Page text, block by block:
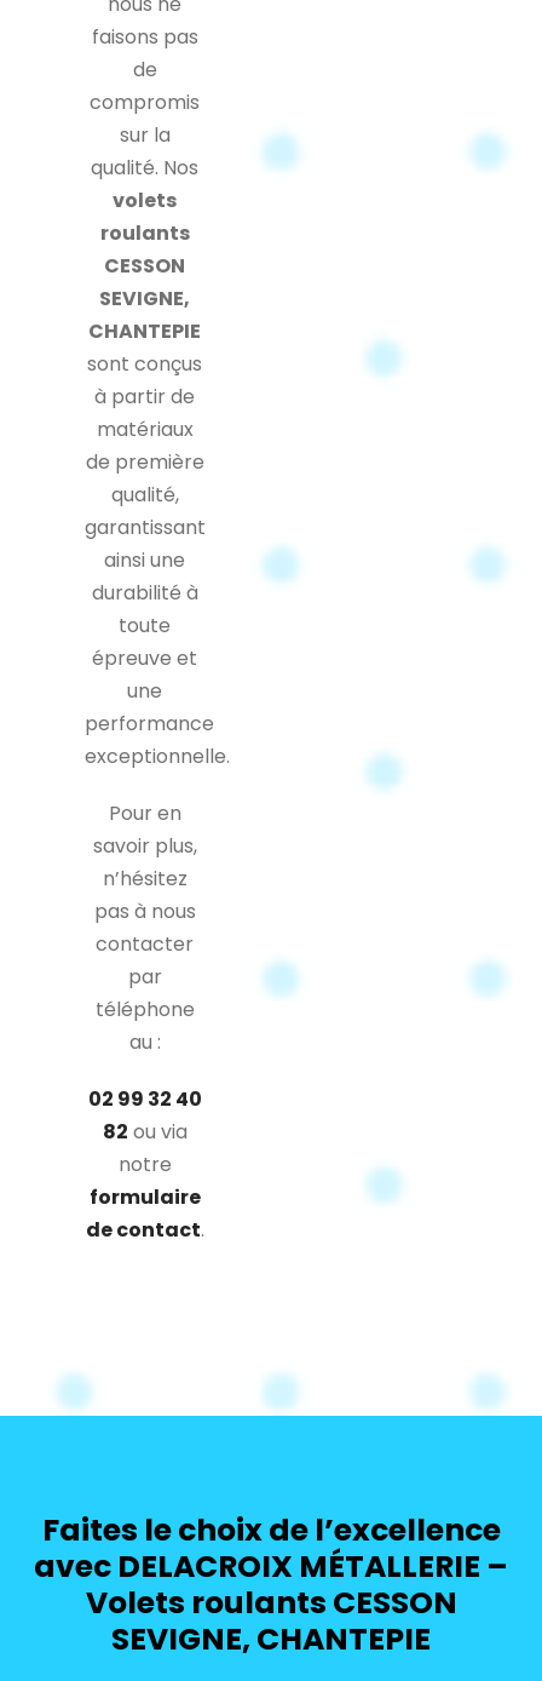
faisons pas
de
compromis
sur la
qualité. Nos
volets
roulants
CESSON
SEVIGNE,
CHANTEPIE
sont conçus
à partir de
matériaux
de première
qualité,
garantissant
ainsi une
durabilité à
toute
épreuve et
une
performance
exceptionnelle.
Pour en
savoir plus,
n’hésitez
pas à nous
contacter
par
téléphone
au :
02 99 32 40
82 ou via
notre
formulaire
de contact.
Faites le choix de l’excellence
avec DELACROIX MÉTALLERIE –
Volets roulants CESSON
SEVIGNE, CHANTEPIE